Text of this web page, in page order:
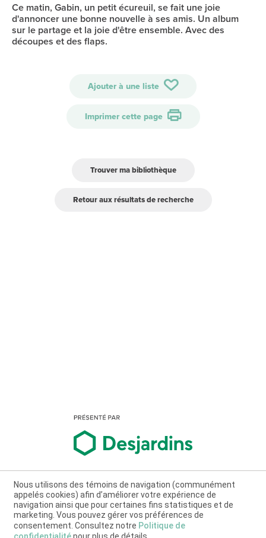
Ce matin, Gabin, un petit écureuil, se fait une joie
d'annoncer une bonne nouvelle à ses amis. Un album
sur le partage et la joie d'être ensemble. Avec des
découpes et des flaps.
Ajouter à une liste
Imprimer cette page
Trouver ma bibliothèque
Retour aux résultats de recherche
Nous utilisons des témoins de navigation (communément
appelés cookies) afin d’améliorer votre expérience de
navigation ainsi que pour certaines fins statistiques et de
marketing. Vous pouvez gérer vos préférences de
consentement. Consultez notre Politique de